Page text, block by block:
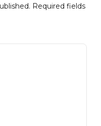
Required fields